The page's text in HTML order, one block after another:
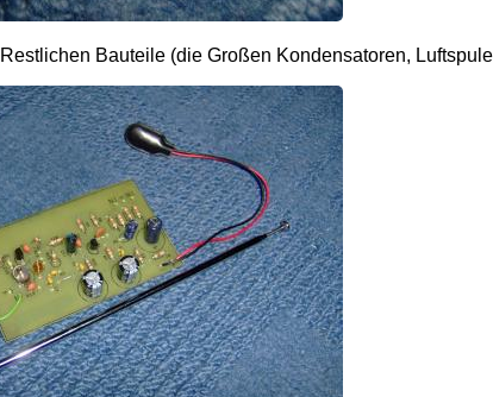
Bauteile (die Großen Kondensatoren,